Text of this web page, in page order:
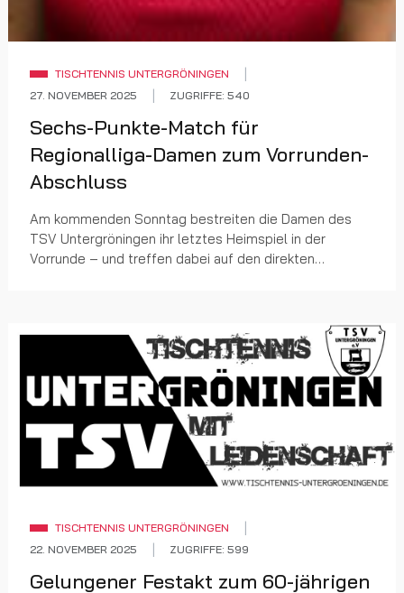
TISCHTENNIS UNTERGRÖNINGEN
27. NOVEMBER 2025
ZUGRIFFE: 540
Sechs-Punkte-Match für
Regionalliga-Damen zum Vorrunden-
Abschluss
Am kommenden Sonntag bestreiten die Damen des
TSV Untergröningen ihr letztes Heimspiel in der
Vorrunde – und treffen dabei auf den direkten
TISCHTENNIS UNTERGRÖNINGEN
22. NOVEMBER 2025
ZUGRIFFE: 599
Gelungener Festakt zum 60-jährigen